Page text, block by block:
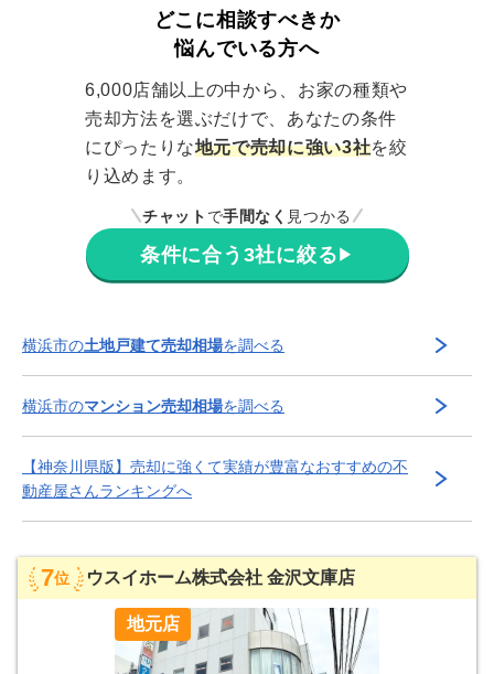
どこに相談すべきか
悩んでいる方へ
6,000店舗以上の中から、お家の種類や
売却方法を選ぶだけで、あなたの条件
にぴったりな地元で売却に強い3社を絞
り込めます。
チャット で手間なく 見つかる
条件に合う3社に絞る ▶
横浜市の土地戸建て売却相場を調べる
横浜市のマンション売却相場を調べる
【神奈川県版】 売却に強くて実績が豊富なおすすめの不
動産屋さんランキングへ
7位 ウスイホーム株式会社 金沢文庫店
地元店